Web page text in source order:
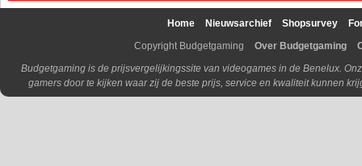
Home Nieuwsarchief Shopsurvey
Copyright Budgetgaming
Over Budgetgaming
Budgetgaming is de prijsvergelijkingssite van videogames in de Benelux.
gamers door te kijken waar zij de beste prijs, service en kwaliteit kunnen